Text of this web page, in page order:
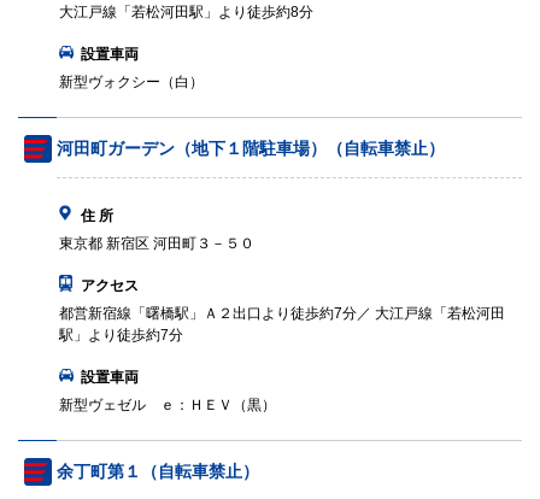
大江戸線「若松河田駅」より徒歩約8分
設置車両
新型ヴォクシー（白）
河田町ガーデン（地下１階駐車場）（自転車禁止）
住 所
東京都 新宿区 河田町３－５０
アクセス
都営新宿線「曙橋駅」Ａ２出口より徒歩約7分／ 大江戸線「若松河田
駅」より徒歩約7分
設置車両
新型ヴェゼル ｅ：ＨＥＶ（黒）
余丁町第１（自転車禁止）